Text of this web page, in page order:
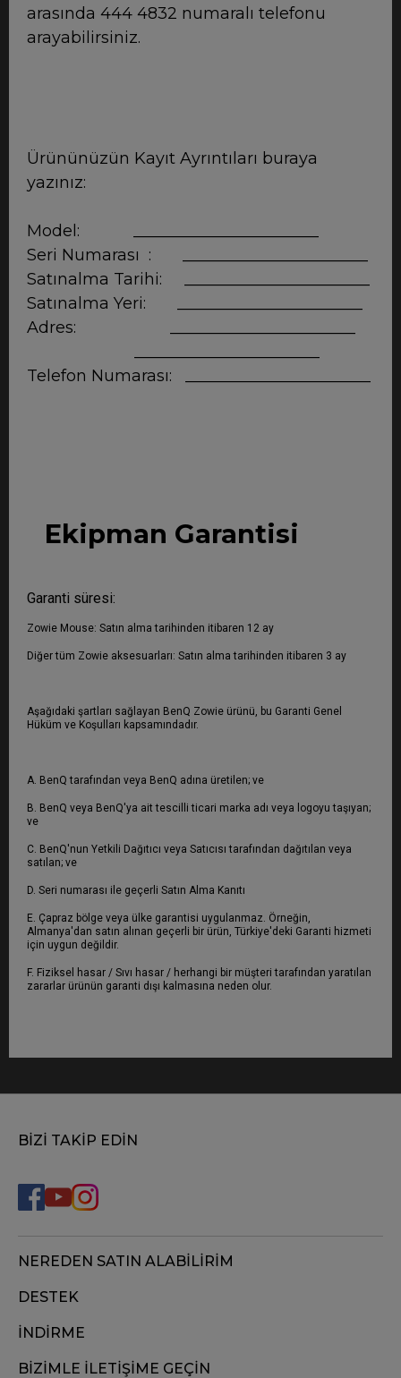
arasında 444 4832 numaralı telefonu
arayabilirsiniz.
Ürününüzün Kayıt Ayrıntıları buraya
yazınız:
Model: _______________________
Seri Numarası : _______________________
Satınalma Tarihi: _______________________
Satınalma Yeri: _______________________
Adres: _______________________
Telefon Numarası: _______________________
Ekipman Garantisi
Garanti süresi:
Zowie Mouse: Satın alma tarihinden itibaren 12 ay
Diğer tüm Zowie aksesuarları: Satın alma tarihinden itibaren 3 ay
Aşağıdaki şartları sağlayan BenQ Zowie ürünü, bu Garanti Genel
Hüküm ve Koşulları kapsamındadır.
A. BenQ tarafından veya BenQ adına üretilen; ve
B. BenQ veya BenQ'ya ait tescilli ticari marka adı veya logoyu taşıyan;
ve
C. BenQ'nun Yetkili Dağıtıcı veya Satıcısı tarafından dağıtılan veya
satılan; ve
D. Seri numarası ile geçerli Satın Alma Kanıtı
E. Çapraz bölge veya ülke garantisi uygulanmaz. Örneğin,
Almanya'dan satın alınan geçerli bir ürün, Türkiye'deki Garanti hizmeti
için uygun değildir.
F. Fiziksel hasar / Sıvı hasar / herhangi bir müşteri tarafından yaratılan
zararlar ürünün garanti dışı kalmasına neden olur.
BİZİ TAKİP EDİN
NEREDEN SATIN ALABİLİRİM
DESTEK
İNDİRME
BİZİMLE İLETİŞİME GEÇİN